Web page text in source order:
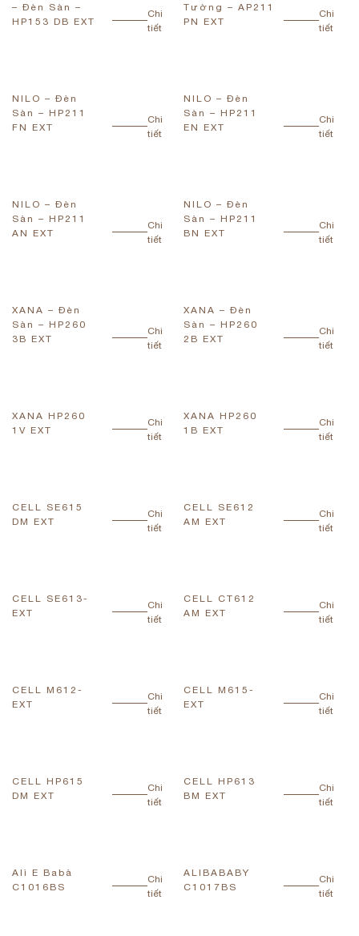
– Đèn Sàn –
HP153 DB EXT
Chi
tiết
Tường – AP211
PN EXT
Chi
tiết
NILO – Đèn
Sàn – HP211
FN EXT
Chi
tiết
NILO – Đèn
Sàn – HP211
EN EXT
Chi
tiết
NILO – Đèn
Sàn – HP211
AN EXT
Chi
tiết
NILO – Đèn
Sàn – HP211
BN EXT
Chi
tiết
XANA – Đèn
Sàn – HP260
3B EXT
Chi
tiết
XANA – Đèn
Sàn – HP260
2B EXT
Chi
tiết
XANA HP260
1V EXT
Chi
tiết
XANA HP260
1B EXT
Chi
tiết
CELL SE615
DM EXT
Chi
tiết
CELL SE612
AM EXT
Chi
tiết
CELL SE613-
EXT
Chi
tiết
CELL CT612
AM EXT
Chi
tiết
CELL M612-
EXT
Chi
tiết
CELL M615-
EXT
Chi
tiết
CELL HP615
DM EXT
Chi
tiết
CELL HP613
BM EXT
Chi
tiết
Alì E Babà
C1016BS
Chi
tiết
ALIBABABY
C1017BS
Chi
tiết